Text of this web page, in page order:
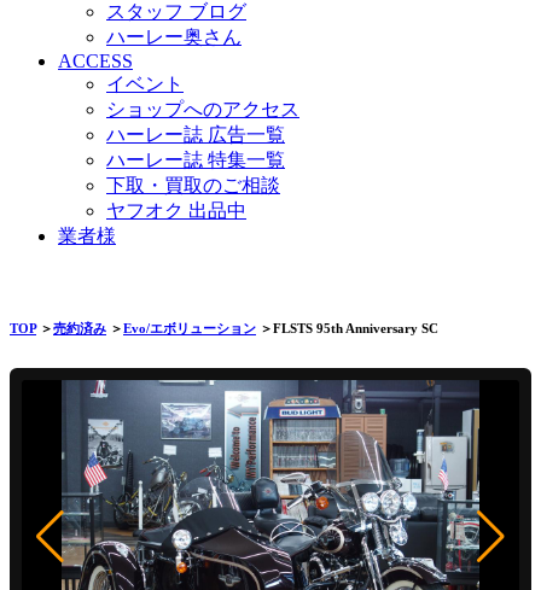
スタッフ ブログ
ハーレー奥さん
ACCESS
イベント
ショップへのアクセス
ハーレー誌 広告一覧
ハーレー誌 特集一覧
下取・買取のご相談
ヤフオク 出品中
業者様
TOP＞売約済み ＞Evo/エボリューション ＞FLSTS 95th Anniversary SC